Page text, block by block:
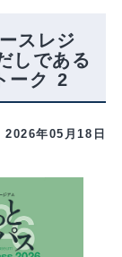
スレジ
しである
ーク 2
2026年05月18日